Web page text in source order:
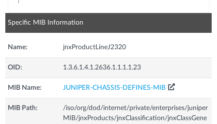
Specific MIB Information
Name: jnxProductLineJ2320
OID: 1.3.6.1.4.1.2636.1.1.1.1.23
MIB Name: JUNIPER-CHASSIS-DEFINES-MIB
MIB Path:
/iso/org/dod/internet/private/enterprises/juniper
MIB/jnxProducts/jnxClassification/jnxClassGene